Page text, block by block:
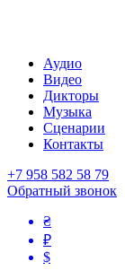
Аудио
Видео
Дикторы
Музыка
Сценарии
Контакты
+7 958 582 58 79
Обратный звонок
₴
₽
$